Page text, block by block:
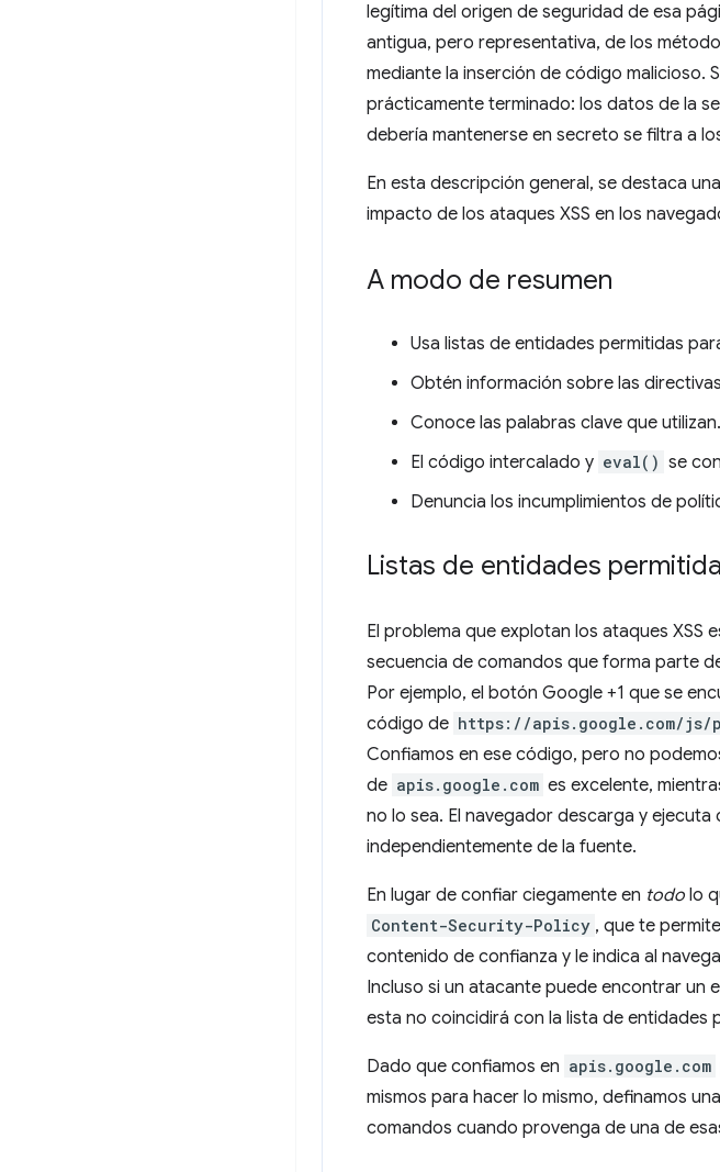
legítima del origen de seguridad de esa
antigua, pero representativa, de los
mediante la inserción de código malicioso.
prácticamente terminado: los datos de la
debería mantenerse en secreto se filtra a
En esta descripción general, se destaca
impacto de los ataques XSS en los
A modo de resumen
Usa listas de entidades permitidas
Obtén información sobre las
Conoce las palabras clave que utilizan.
El código intercalado y eval() se
Denuncia los incumplimientos de
Listas de entidades
El problema que explotan los ataques XSS
secuencia de comandos que forma parte
Por ejemplo, el botón Google +1 que se
código de https://apis.google.com/js/
Confiamos en ese código, pero no
de apis.google.com es excelente,
no lo sea. El navegador descarga y
independientemente de la fuente.
En lugar de confiar ciegamente en todo lo
Content-Security-Policy , que te
contenido de confianza y le indica al
Incluso si un atacante puede encontrar un
esta no coincidirá con la lista de entidades
Dado que confiamos en apis.google.com
mismos para hacer lo mismo, definamos
comandos cuando provenga de una de